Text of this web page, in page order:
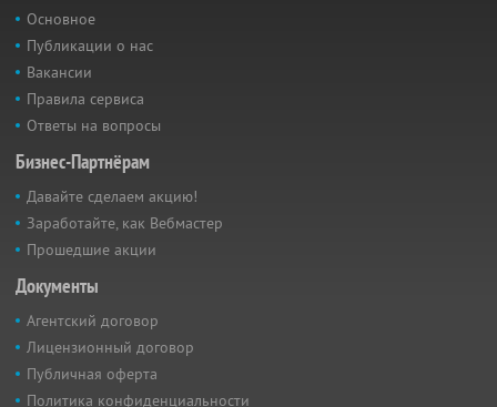
Основное
Публикации о нас
Вакансии
Правила сервиса
Ответы на вопросы
Бизнес-Партнёрам
Давайте сделаем акцию!
Заработайте, как Вебмастер
Прошедшие акции
Документы
Агентский договор
Лицензионный договор
Публичная оферта
Политика конфиденциальности